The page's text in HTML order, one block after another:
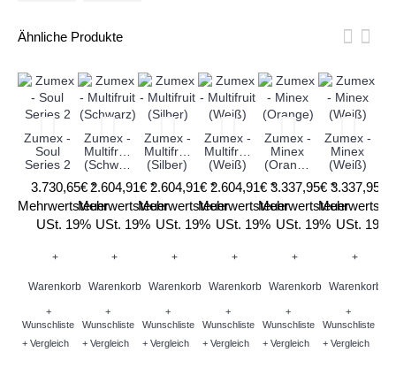
Ähnliche Produkte
Zumex -
Soul
Series 2
3.730,65€ *
Mehrwertsteuer
USt. 19%
+
Warenkorb
+
Wunschliste
+ Vergleich
Zumex -
Multifruit
(Schwarz)
2.604,91€ *
Mehrwertsteuer
USt. 19%
+
Warenkorb
+
Wunschliste
+ Vergleich
Zumex -
Multifruit
(Silber)
2.604,91€ *
Mehrwertsteuer
USt. 19%
+
Warenkorb
+
Wunschliste
+ Vergleich
Zumex -
Multifruit
(Weiß)
2.604,91€ *
Mehrwertsteuer
USt. 19%
+
Warenkorb
+
Wunschliste
+ Vergleich
Zumex -
Minex
3.337,95€ *
Mehrwertsteuer
USt. 19%
+
Warenkorb
+
Wunschliste
+ Vergleich
Zumex -
Minex
(Weiß)
3.337,95€ *
USt. 19%
+
Warenkorb
+
Wunschliste
+ Vergleich